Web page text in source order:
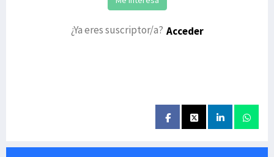
¿Ya eres suscriptor/a? Acceder